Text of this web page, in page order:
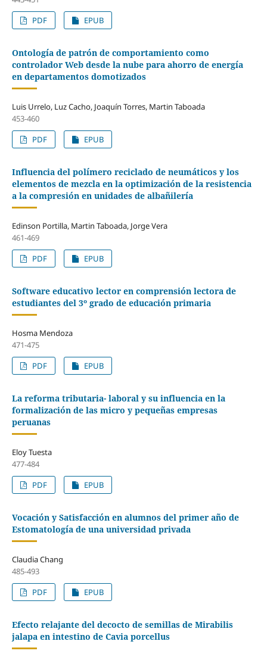
PDF
EPUB
Ontología de patrón de comportamiento como
controlador Web desde la nube para ahorro de energía
en departamentos domotizados
Luis Urrelo, Luz Cacho, Joaquín Torres, Martin Taboada
453-460
PDF
EPUB
Influencia del polímero reciclado de neumáticos y los
elementos de mezcla en la optimización de la resistencia
a la compresión en unidades de albañilería
Edinson Portilla, Martin Taboada, Jorge Vera
461-469
PDF
EPUB
Software educativo lector en comprensión lectora de
estudiantes del 3º grado de educación primaria
Hosma Mendoza
471-475
PDF
EPUB
La reforma tributaria- laboral y su influencia en la
formalización de las micro y pequeñas empresas
peruanas
Eloy Tuesta
477-484
PDF
EPUB
Vocación y Satisfacción en alumnos del primer año de
Estomatología de una universidad privada
Claudia Chang
485-493
PDF
EPUB
Efecto relajante del decocto de semillas de Mirabilis
jalapa en intestino de Cavia porcellus